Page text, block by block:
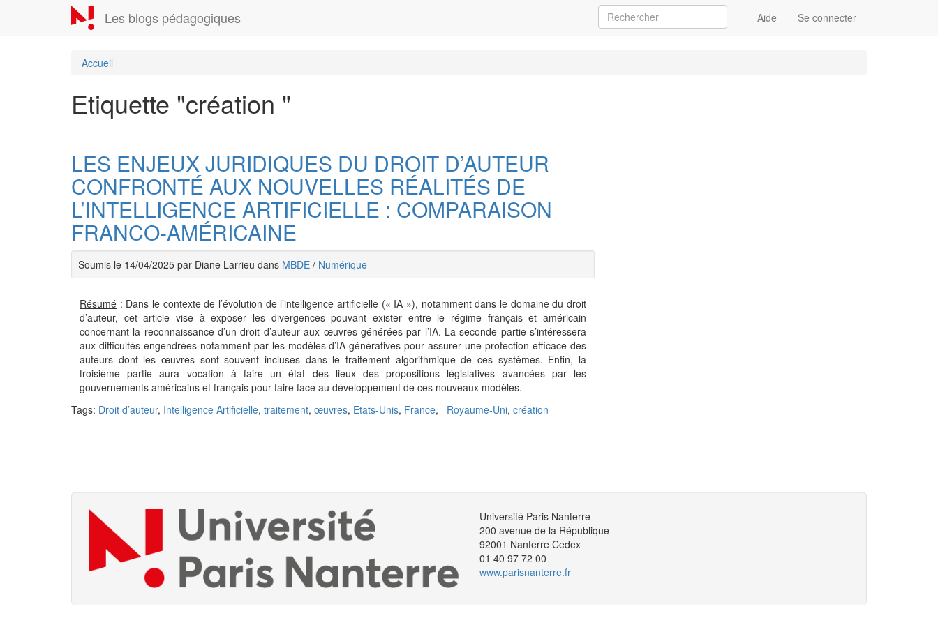
contenu
Les blogs pédagogiques Aide Se connecter
Accueil
Etiquette "création "
LES ENJEUX JURIDIQUES DU DROIT D’AUTEUR
CONFRONTÉ AUX NOUVELLES RÉALITÉS DE
L’INTELLIGENCE ARTIFICIELLE : COMPARAISON
FRANCO-AMÉRICAINE
Soumis le 14/04/2025 par Diane Larrieu dans MBDE / Numérique
Résumé : Dans le contexte de l’évolution de l’intelligence artificielle (« IA »), notamment dans le domaine du droit
d’auteur, cet article vise à exposer les divergences pouvant exister entre le régime français et américain
concernant la reconnaissance d’un droit d’auteur aux œuvres générées par l’IA. La seconde partie s’intéressera
aux difficultés engendrées notamment par les modèles d’IA génératives pour assurer une protection efficace des
auteurs dont les œuvres sont souvent incluses dans le traitement algorithmique de ces systèmes. Enfin, la
troisième partie aura vocation à faire un état des lieux des propositions législatives avancées par les
gouvernements américains et français pour faire face au développement de ces nouveaux modèles.
Tags: Droit d’auteur, Intelligence Artificielle, traitement, œuvres, Etats-Unis, France, Royaume-Uni, création
Université Paris Nanterre
200 avenue de la République
92001 Nanterre Cedex
01 40 97 72 00
www.parisnanterre.fr